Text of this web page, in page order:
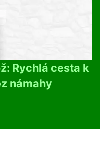
Rychlá cesta k
námahy